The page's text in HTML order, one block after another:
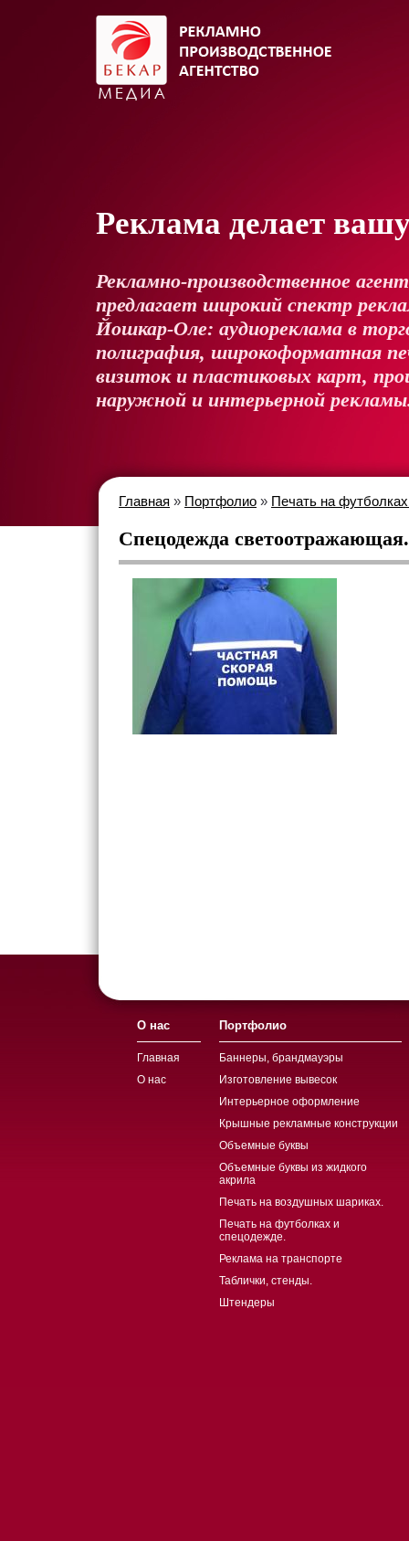
Реклама делает
Рекламно-производственное
предлагает широкий спектр
Йошкар-Оле: аудиореклама в
полиграфия, широкоформатная
визиток и пластиковых карт,
наружной и интерьерной
Главная » Портфолио » Печать на
Спецодежда светоотражающая.
О нас
Главная
О нас
Портфолио
Баннеры, брандмауэры
Изготовление вывесок
Интерьерное оформление
Крышные рекламные конструкции
Объемные буквы
Объемные буквы из жидкого
акрила
Печать на воздушных шариках.
Печать на футболках и
спецодежде.
Реклама на транспорте
Таблички, стенды.
Штендеры